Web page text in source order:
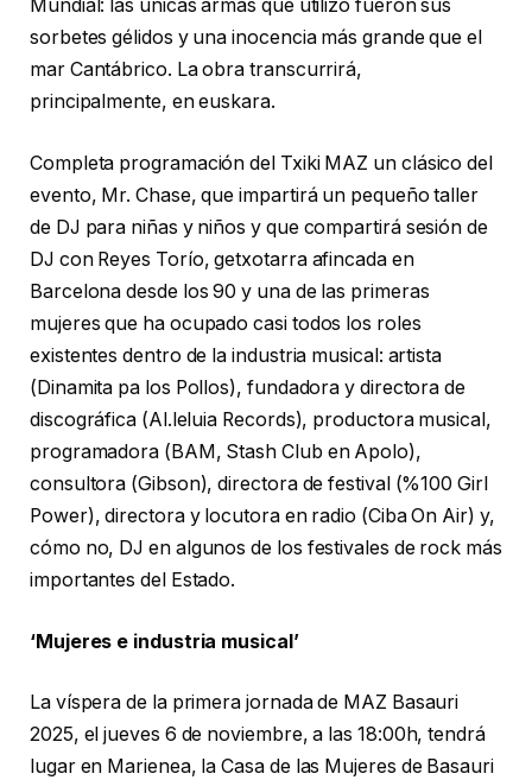
Mundial: las únicas armas que utilizó fueron sus
sorbetes gélidos y una inocencia más grande que el
mar Cantábrico. La obra transcurrirá,
principalmente, en euskara.
Completa programación del Txiki MAZ un clásico del
evento, Mr. Chase, que impartirá un pequeño taller
de DJ para niñas y niños y que compartirá sesión de
DJ con Reyes Torío, getxotarra afincada en
Barcelona desde los 90 y una de las primeras
mujeres que ha ocupado casi todos los roles
existentes dentro de la industria musical: artista
(Dinamita pa los Pollos), fundadora y directora de
discográfica (Al.leluia Records), productora musical,
programadora (BAM, Stash Club en Apolo),
consultora (Gibson), directora de festival (%100 Girl
Power), directora y locutora en radio (Ciba On Air) y,
cómo no, DJ en algunos de los festivales de rock más
importantes del Estado.
‘Mujeres e industria musical’
La víspera de la primera jornada de MAZ Basauri
2025, el jueves 6 de noviembre, a las 18:00h, tendrá
lugar en Marienea, la Casa de las Mujeres de Basauri